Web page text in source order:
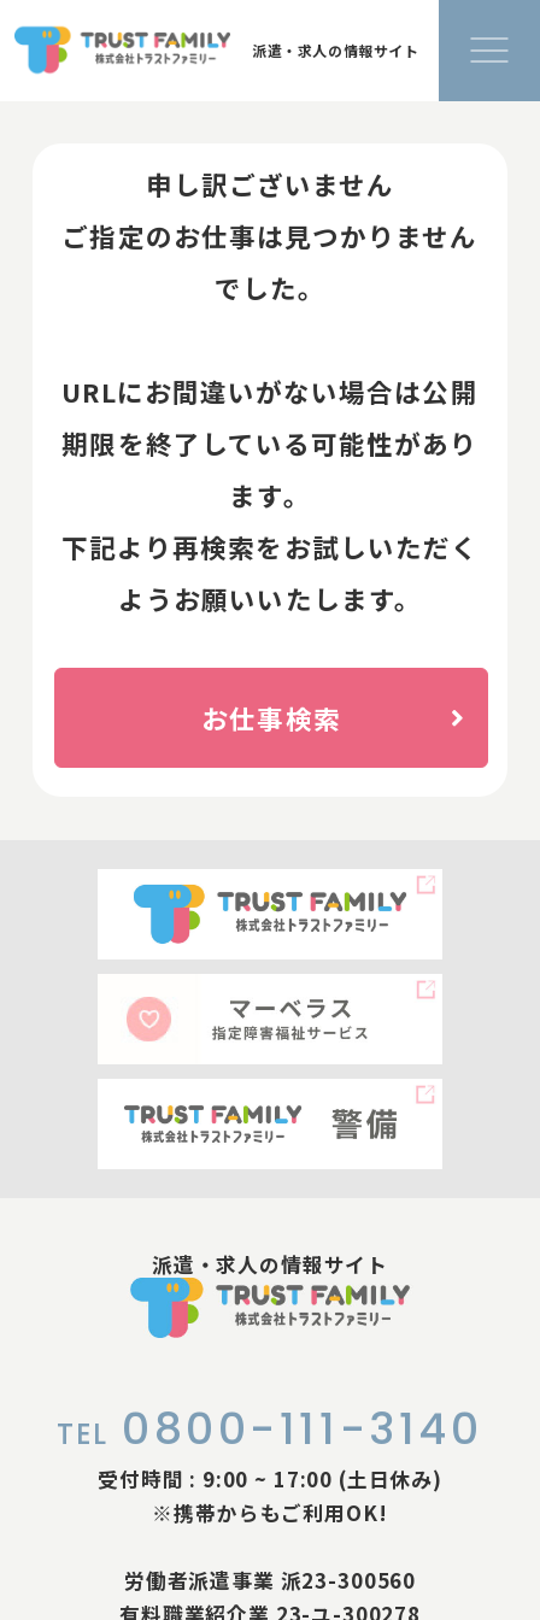
派遣・求人の情報サイト
申し訳ございません
ご指定のお仕事は見つかりません
でした。
URLにお間違いがない場合は公開
期限を終了している可能性があり
ます。
下記より再検索をお試しいただく
ようお願いいたします。
お仕事検索
派遣・求人の情報サイト
TEL 0800-111-3140
受付時間 : 9:00 ~ 17:00 (土日休み)
※携帯からもご利用OK!
労働者派遣事業 派23-300560
有料職業紹介業 23-ユ-300278